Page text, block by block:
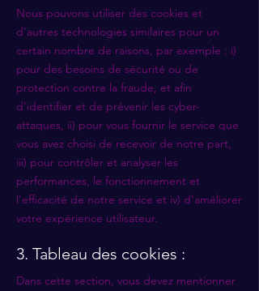
Nous pouvons utiliser des cookies et
d'autres technologies similaires pour un
certain nombre de raisons, par exemple : i)
pour des besoins de sécurité ou de
protection contre la fraude, et afin
d'identifier et de prévenir les cyber-
attaques, ii) pour vous fournir le service que
vous avez choisi de recevoir de notre part,
iii) pour contrôler et analyser les
performances, le fonctionnement et
l'efficacité de notre service et iv) d'améliorer
votre expérience utilisateur.
3. Tableau des cookies :
Dans cette section, vous devez mentionner